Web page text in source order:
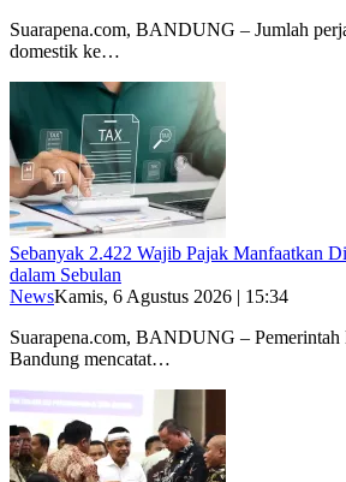
Suarapena.com, BANDUNG – Jumlah
domestik ke…
Sebanyak 2.422 Wajib Pajak Manfaatkan
dalam Sebulan
NewsKamis, 6 Agustus 2026 | 15:34
Suarapena.com, BANDUNG – Pemerintah
Bandung mencatat…